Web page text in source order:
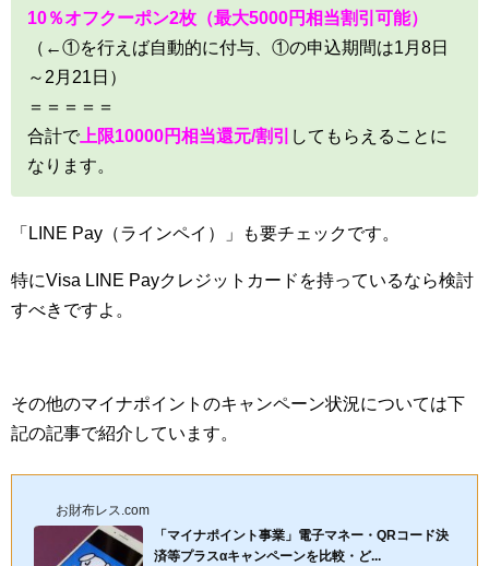
10％オフクーポン2枚（最大5000円相当割引可能）
（←①を行えば自動的に付与、①の申込期間は1月8日
～2月21日）
＝＝＝＝＝
合計で上限10000円相当還元/割引 してもらえることに
なります。
「LINE Pay（ラインペイ）」も要チェックです。
特にVisa LINE Payクレジットカードを持っているなら検討
すべきですよ。
その他のマイナポイントのキャンペーン状況については下
記の記事で紹介しています。
お財布レス.com
「マイナポイント事業」電子マネー・QRコード決
済等プラスαキャンペーンを比較・ど...